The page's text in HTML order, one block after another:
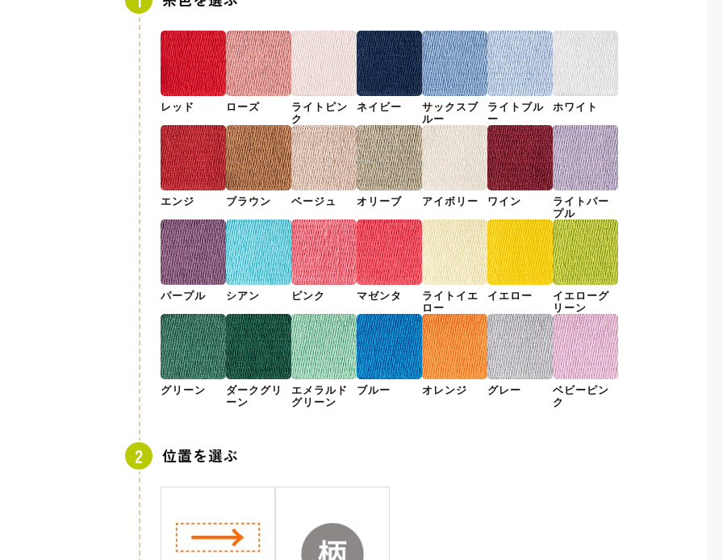
レッド ローズ
ライトピン
ク
ネイビー
サックスブ
ルー
ライトブル
ー
ホワイト
エンジ ブラウン ベージュ オリーブ アイボリー ワイン
ライトパー
プル
パープル シアン ピンク マゼンタ
ライトイエ
ロー
イエロー
イエローグ
リーン
グリーン
ダークグリ
ーン
エメラルド
グリーン
ブルー オレンジ グレー
ベビーピン
ク
位置を選ぶ